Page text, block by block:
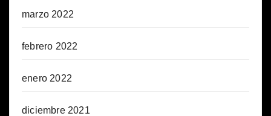
marzo 2022
febrero 2022
enero 2022
diciembre 2021